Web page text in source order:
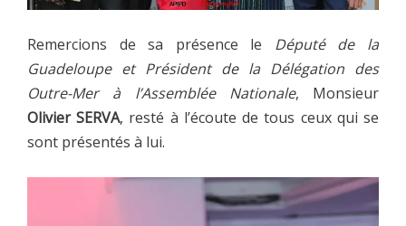
Remercions de sa présence le Député de la
Guadeloupe et Président de la Délégation des
Outre-Mer à l’Assemblée Nationale, Monsieur
Olivier SERVA, resté à l’écoute de tous ceux qui se
sont présentés à lui.